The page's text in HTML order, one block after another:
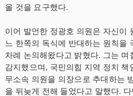
올 것을 요구했다.
이어 발언한 정광호 의원은 자신이
느 한쪽의 독식에 반대하는 원칙을
차례 논의해왔다고 밝혔다. 그는 며
감지했으며, 국민의힘 지역 정치 책
무소속 의원을 의장으로 추대하는
을 뒤늦게 전해 들었다고 말했다. 다